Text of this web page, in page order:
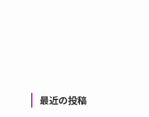
最近の投稿